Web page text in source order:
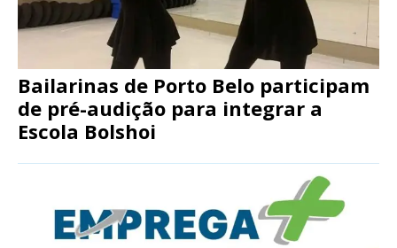
Bailarinas de Porto Belo participam
de pré-audição para integrar a
Escola Bolshoi